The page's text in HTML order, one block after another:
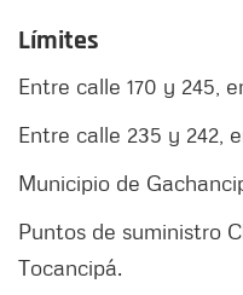
Límites
Entre calle 170 y 245,
Entre calle 235 y 242,
Municipio de
Puntos de suministro
Tocancipá.